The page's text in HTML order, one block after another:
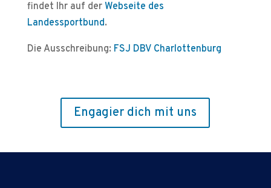
findet Ihr auf der Webseite des
Landessportbund.
Die Ausschreibung: FSJ DBV Charlottenburg
Engagier dich mit uns